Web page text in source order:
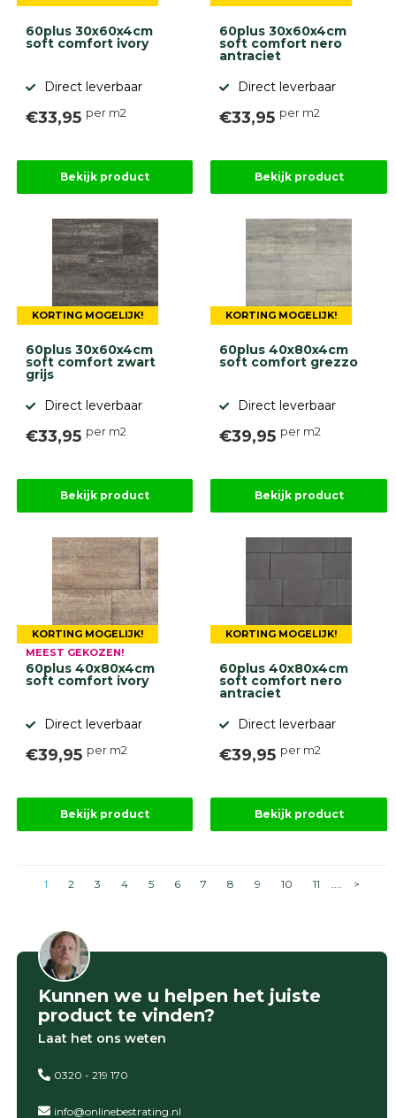
60plus 30x60x4cm
soft comfort ivory
Direct leverbaar
€33,95 per m2
Bekijk product
60plus 30x60x4cm
soft comfort nero
antraciet
Direct leverbaar
€33,95 per m2
Bekijk product
KORTING MOGELIJK!
60plus 30x60x4cm
soft comfort zwart
grijs
Direct leverbaar
€33,95 per m2
Bekijk product
KORTING MOGELIJK!
60plus 40x80x4cm
soft comfort grezzo
Direct leverbaar
€39,95 per m2
Bekijk product
KORTING MOGELIJK!
MEEST GEKOZEN!
60plus 40x80x4cm
soft comfort ivory
Direct leverbaar
€39,95 per m2
Bekijk product
KORTING MOGELIJK!
60plus 40x80x4cm
soft comfort nero
antraciet
Direct leverbaar
€39,95 per m2
Bekijk product
1 2 3 4 5 6 7 8 9 10 11 .... >
Kunnen we u helpen het juiste
product te vinden?
Laat het ons weten
0320 - 219 170
info@onlinebestrating.nl